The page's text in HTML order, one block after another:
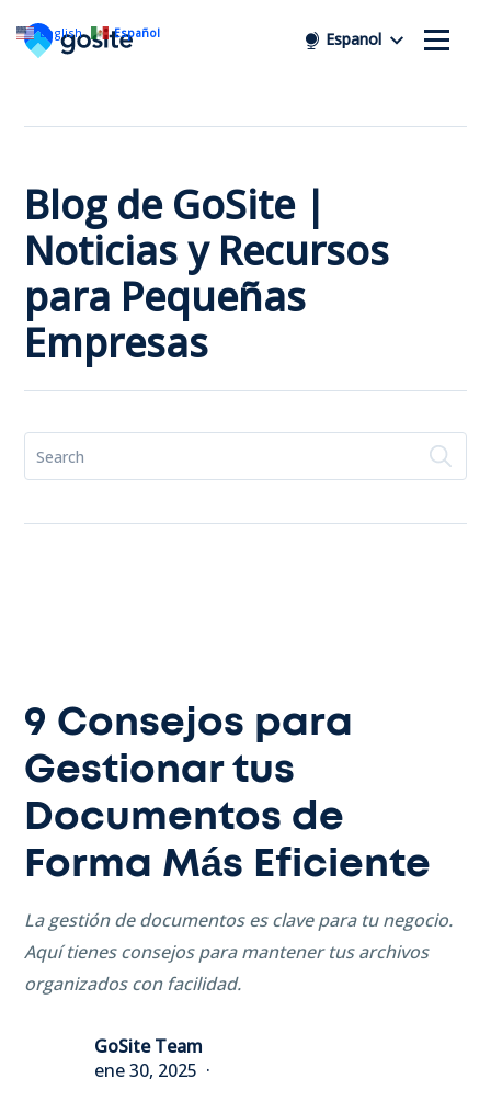
Espanol
Blog de GoSite |
Noticias y Recursos
para Pequeñas
Empresas
9 Consejos para
Gestionar tus
Documentos de
Forma Más Eficiente
La gestión de documentos es clave para tu negocio.
Aquí tienes consejos para mantener tus archivos
organizados con facilidad.
GoSite Team
ene 30, 2025
English Español